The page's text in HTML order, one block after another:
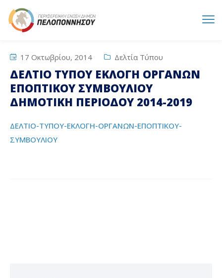
17 Οκτωβρίου, 2014 Δελτία Τύπου
ΔΕΛΤΙΟ ΤΥΠΟΥ ΕΚΛΟΓΗ ΟΡΓΑΝΩΝ
ΕΠΟΠΤΙΚΟΥ ΣΥΜΒΟΥΛΙΟΥ
ΔΗΜΟΤΙΚΗ ΠΕΡΙΟΔΟΥ 2014-2019
ΔΕΛΤΙΟ-ΤΥΠΟΥ-ΕΚΛΟΓΗ-ΟΡΓΑΝΩΝ-ΕΠΟΠΤΙΚΟΥ-
ΣΥΜΒΟΥΛΙΟΥ